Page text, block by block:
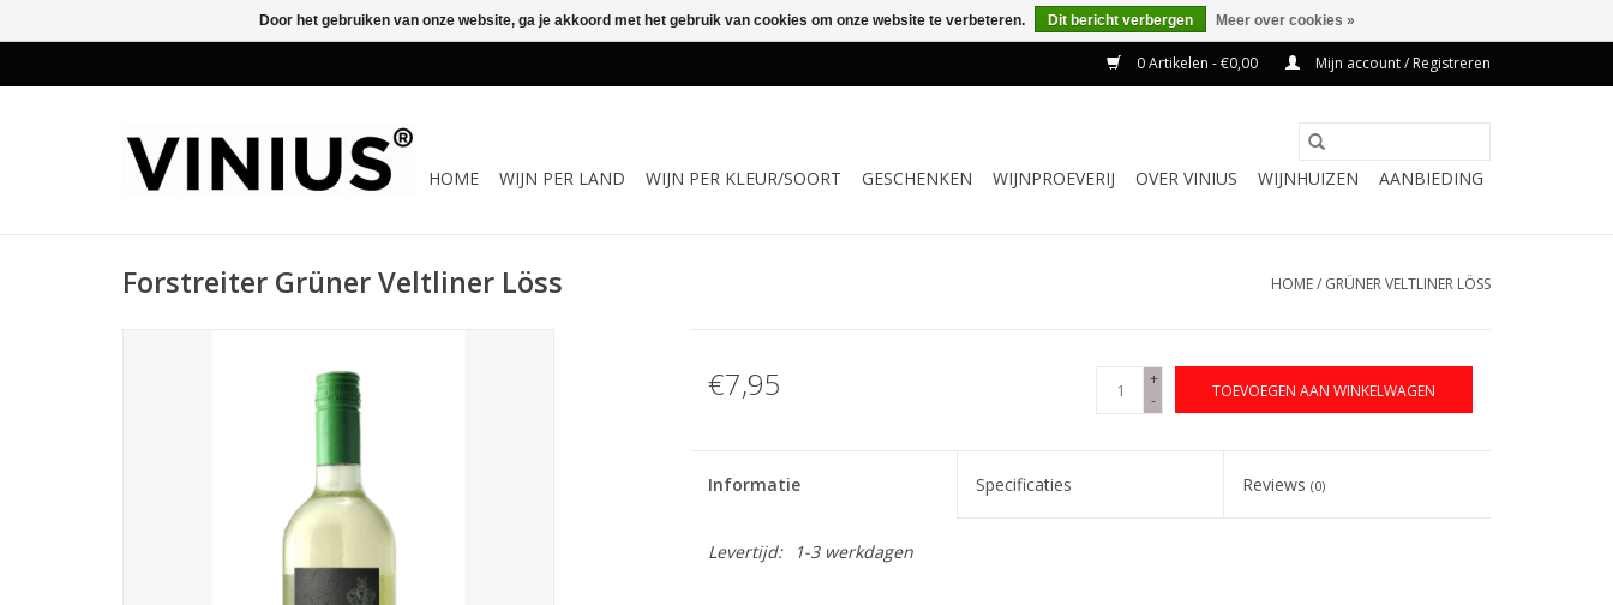
0 Artikelen - €0,00 Mijn account / Registreren
HOME WIJN PER LAND WIJN PER KLEUR/SOORT GESCHENKEN WIJNPROEVERIJ OVER VINIUS WIJNHUIZEN AANBIEDING
Forstreiter Grüner Veltliner Löss HOME/ GRÜNER VELTLINER LÖSS
€7,95
+
-
TOEVOEGEN AAN WINKELWAGEN
Informatie Specificaties Reviews(0)
Levertijd: 1-3 werkdagen
Door het gebruiken van onze website, ga je akkoord met het gebruik van cookies om onze website te verbeteren. Dit bericht verbergen Meer over cookies »